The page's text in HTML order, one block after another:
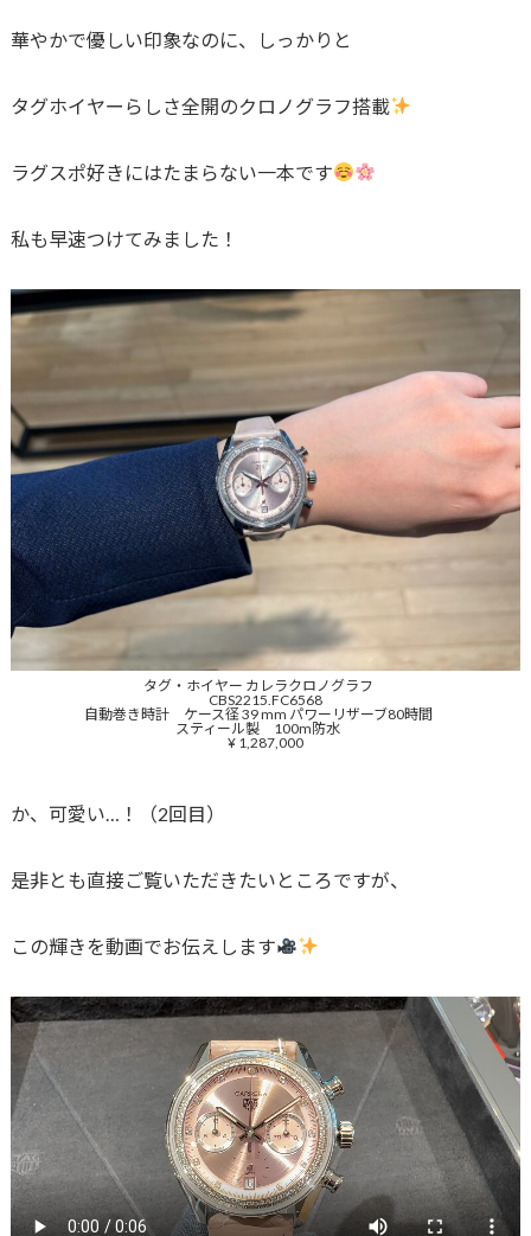
華やかで優しい印象なのに、しっかりと
タグホイヤーらしさ全開のクロノグラフ搭載
ラグスポ好きにはたまらない一本です
私も早速つけてみました！
タグ・ホイヤー カレラクロノグラフ
CBS2215.FC6568
自動巻き時計 ケース径 39 mm パワーリザーブ80時間
スティール製 100m防水
¥ 1,287,000
か、可愛い…！（2回目）
是非とも直接ご覧いただきたいところですが、
この輝きを動画でお伝えします